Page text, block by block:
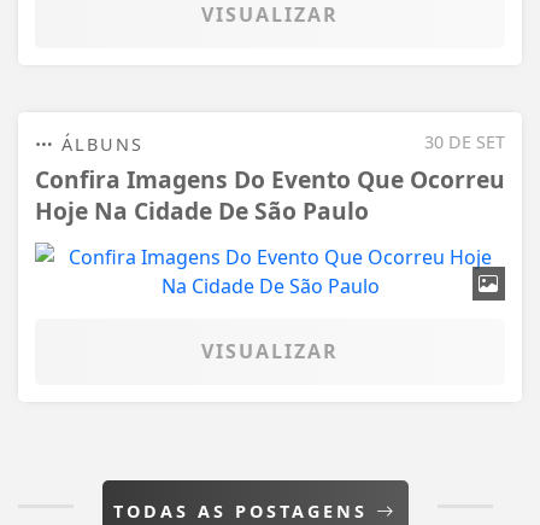
VISUALIZAR
30 DE SET
ÁLBUNS
Confira Imagens Do Evento Que Ocorreu
Hoje Na Cidade De São Paulo
VISUALIZAR
TODAS AS POSTAGENS